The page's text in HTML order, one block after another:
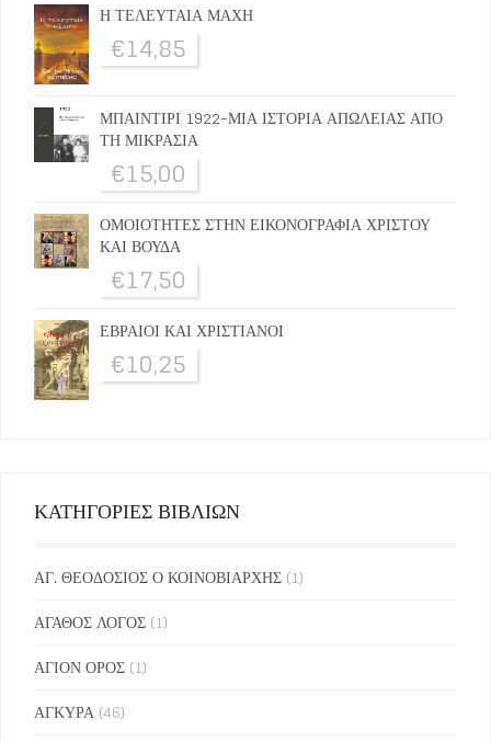
Η ΤΕΛΕΥΤΑΙΑ ΜΑΧΗ
€14,85
ΜΠΑΙΝΤΙΡΙ 1922-ΜΙΑ ΙΣΤΟΡΙΑ ΑΠΩΛΕΙΑΣ ΑΠΟ
ΤΗ ΜΙΚΡΑΣΙΑ
€15,00
ΟΜΟΙΟΤΗΤΕΣ ΣΤΗΝ ΕΙΚΟΝΟΓΡΑΦΙΑ ΧΡΙΣΤΟΥ
ΚΑΙ ΒΟΥΔΑ
€17,50
ΕΒΡΑΙΟΙ ΚΑΙ ΧΡΙΣΤΙΑΝΟΙ
€10,25
ΚΑΤΗΓΟΡΙΕΣ ΒΙΒΛΙΩΝ
ΑΓ. ΘΕΟΔΟΣΙΟΣ Ο ΚΟΙΝΟΒΙΑΡΧΗΣ (1)
ΑΓΑΘΟΣ ΛΟΓΟΣ (1)
ΑΓΙΟΝ ΟΡΟΣ (1)
ΑΓΚΥΡΑ (46)